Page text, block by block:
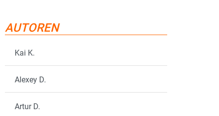
AUTOREN
Kai K.
Alexey D.
Artur D.